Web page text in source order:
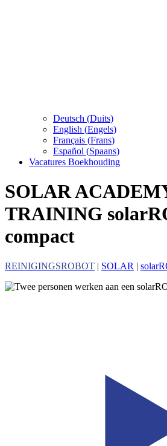
Deutsch (Duits)
English (Engels)
Français (Frans)
Español (Spaans)
Vacatures Boekhouding
SOLAR
TRAINING
compact
REINIGINGSROBOT | SOLAR |